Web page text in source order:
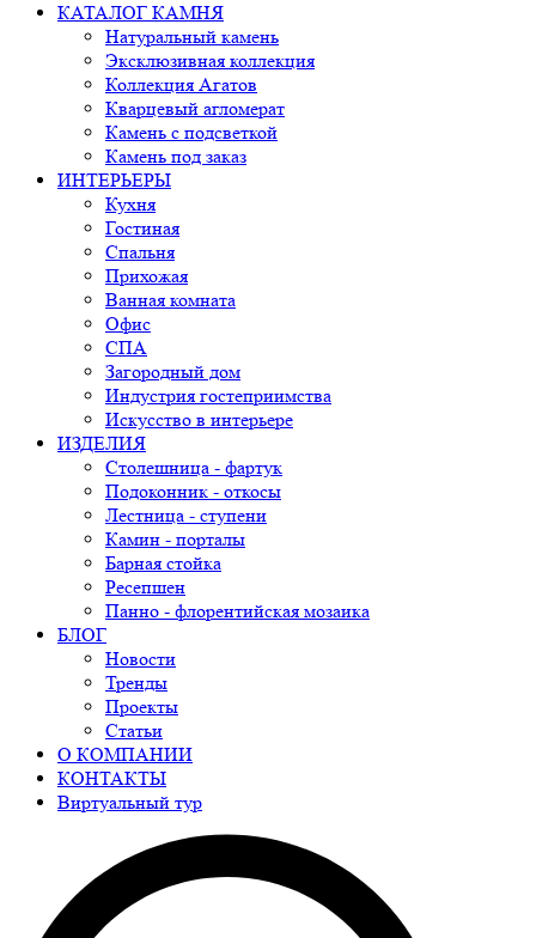
КАТАЛОГ КАМНЯ
Натуральный камень
Эксклюзивная коллекция
Коллекция Агатов
Кварцевый агломерат
Камень с подсветкой
Камень под заказ
ИНТЕРЬЕРЫ
Кухня
Гостиная
Спальня
Прихожая
Ванная комната
Офис
СПА
Загородный дом
Индустрия гостеприимства
Искусство в интерьере
ИЗДЕЛИЯ
Столешница - фартук
Подоконник - откосы
Лестница - ступени
Камин - порталы
Барная стойка
Ресепшен
Панно - флорентийская мозаика
БЛОГ
Новости
Тренды
Проекты
Статьи
О КОМПАНИИ
КОНТАКТЫ
Виртуальный тур